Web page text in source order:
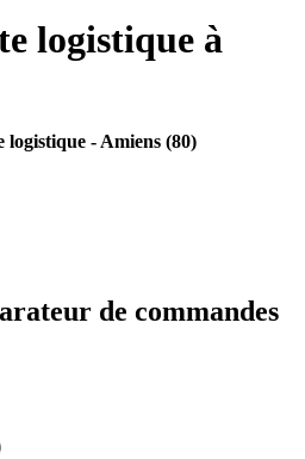
logistique à
logistique - Amiens (80)
de commandes